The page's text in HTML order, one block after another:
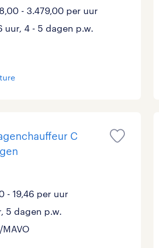
& procurement
2
- 3.479,00 per uur
uur, 4 - 5 dagen p.w.
C
- 19,46 per uur
5 dagen p.w.